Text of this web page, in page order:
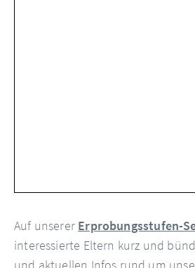
Auf unserer Erprobungsstufen-
interessierte Eltern kurz und
und aktuellen Infos rund um